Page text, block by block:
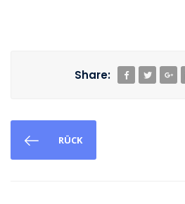
Share:
RÜCK